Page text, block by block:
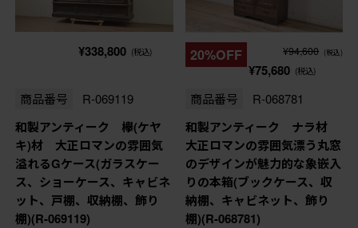
¥338,800 (税込)
商品番号 R-069119
和製アンティーク 欅(ケヤ
キ)材 大正ロマンの雰囲気
溢れるGケース(ガラスケー
ス、ショーケース、キャビネ
ット、戸棚、収納棚、飾り
棚)(R-069119)
20%OFF ¥94,600 (税込)
¥75,680 (税込)
商品番号 R-068781
和製アンティーク ナラ材
大正ロマンの雰囲気漂う丸窓
のデザインが魅力的な象嵌入
りの本箱(ブックケース、収
納棚、キャビネット、飾り
棚)(R-068781)